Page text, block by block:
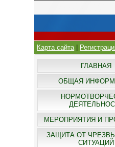
Карта сайта|
ГЛАВНАЯ
ОБЩАЯ
МЕРОПРИЯТИЯ И
ЗАЩИТА ОТ
СИТУАЦИЙ